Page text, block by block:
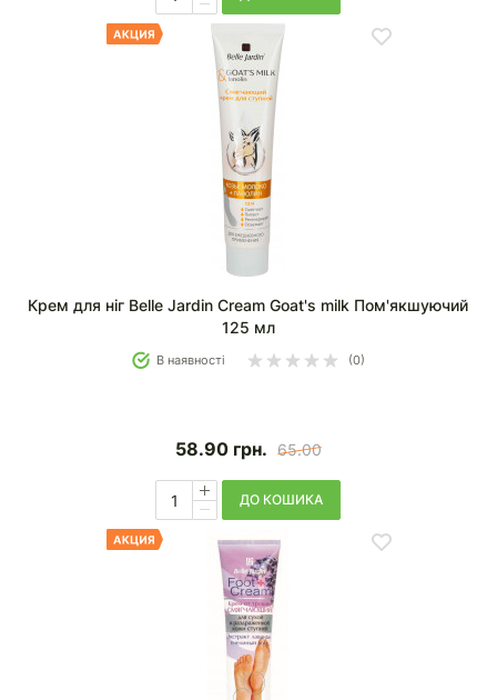
Крем для ніг Belle Jardin Cream Goat's milk Пом'якшуючий
125 мл
В наявності (0)
58.90 грн. 65.00
ДО КОШИКА